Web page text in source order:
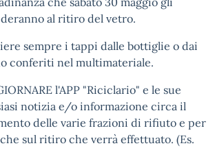
al ritiro del vetro.
sempre i tappi dalle bottiglie o dai
conferiti nel multimateriale.
l'APP "Riciclario" e le sue
notizia e/o informazione circa il
delle varie frazioni di rifiuto e per
sul ritiro che verrà effettuato. (Es.